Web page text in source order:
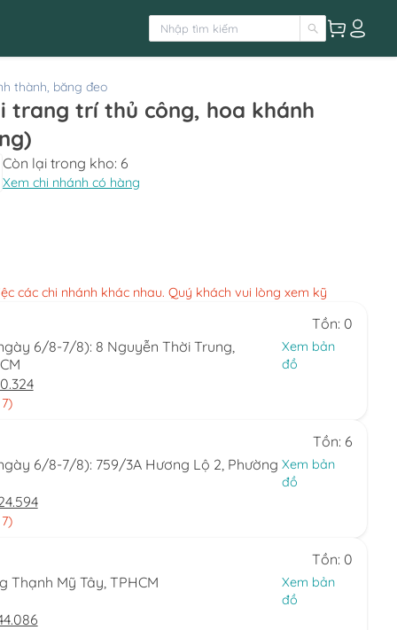
thành, băng đeo
trang trí thủ công, hoa khánh
Còn lại trong kho: 6
Xem chi nhánh có hàng
các chi nhánh khác nhau. Quý khách vui lòng xem kỹ
Tồn: 0
6/8-7/8): 8 Nguyễn Thời Trung,
Xem bản
đồ
Tồn: 6
6/8-7/8): 759/3A Hương Lộ 2, Phường Xem bản
đồ
Tồn: 0
Thạnh Mỹ Tây, TPHCM
Xem bản
đồ